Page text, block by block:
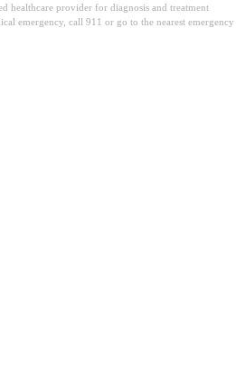
healthcare provider for diagnosis and treatment
emergency, call 911 or go to the nearest emergency